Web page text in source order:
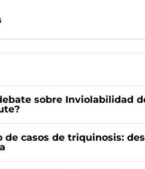
sobre Inviolabilidad
casos de triquinosis: